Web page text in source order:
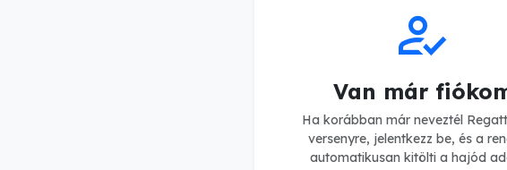
how_to_reg
Van már
Ha korábban már neveztél
versenyre, jelentkezz be, és a
automatikusan kitölti a hajód